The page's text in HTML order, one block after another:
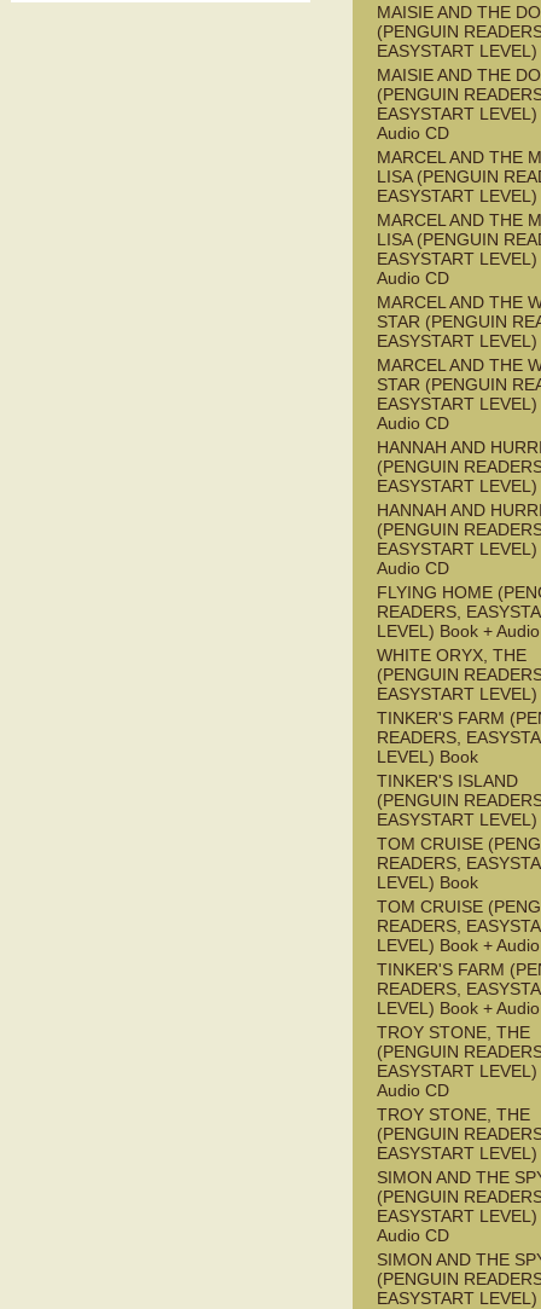
MAISIE AND THE
(PENGUIN
EASYSTART
MAISIE AND THE
(PENGUIN
EASYSTART
Audio CD
MARCEL AND THE
LISA (PENGUIN
EASYSTART
MARCEL AND THE
LISA (PENGUIN
EASYSTART
Audio CD
MARCEL AND THE
STAR (PENGUIN
EASYSTART
MARCEL AND THE
STAR (PENGUIN
EASYSTART
Audio CD
HANNAH AND
(PENGUIN
EASYSTART
HANNAH AND
(PENGUIN
EASYSTART
Audio CD
FLYING HOME
READERS,
LEVEL) Book +
WHITE ORYX, THE
(PENGUIN
EASYSTART
TINKER'S FARM
READERS,
LEVEL) Book
TINKER'S ISLAND
(PENGUIN
EASYSTART
TOM CRUISE
READERS,
LEVEL) Book
TOM CRUISE
READERS,
LEVEL) Book +
TINKER'S FARM
READERS,
LEVEL) Book +
TROY STONE, THE
(PENGUIN
EASYSTART
Audio CD
TROY STONE, THE
(PENGUIN
EASYSTART
SIMON AND THE
(PENGUIN
EASYSTART
Audio CD
SIMON AND THE
(PENGUIN
EASYSTART